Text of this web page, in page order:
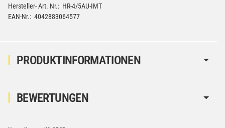
PRODUKTINFORMATIONEN
Hersteller- Art. Nr.: HR-4/5AU-IMT
EAN-Nr.: 4042883064577
BEWERTUNGEN